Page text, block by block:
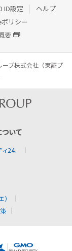
ID設定
ヘルプ
リシー
要
ープ株式会社（東証プ
ついて
24」